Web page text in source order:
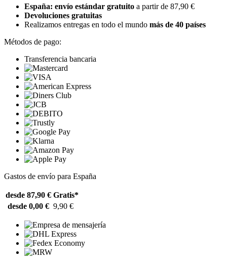
España: envío estándar gratuito a partir de 87,90 €
Devoluciones gratuitas
Realizamos entregas en todo el mundo más de 40 países
Métodos de pago:
Transferencia bancaria
Gastos de envío para España
desde 87,90 € Gratis*
desde 0,00 € 9,90 €